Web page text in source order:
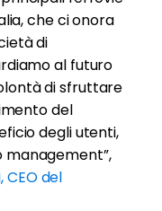
che ci onora
di
al futuro
di sfruttare
del
degli utenti,
CEO del